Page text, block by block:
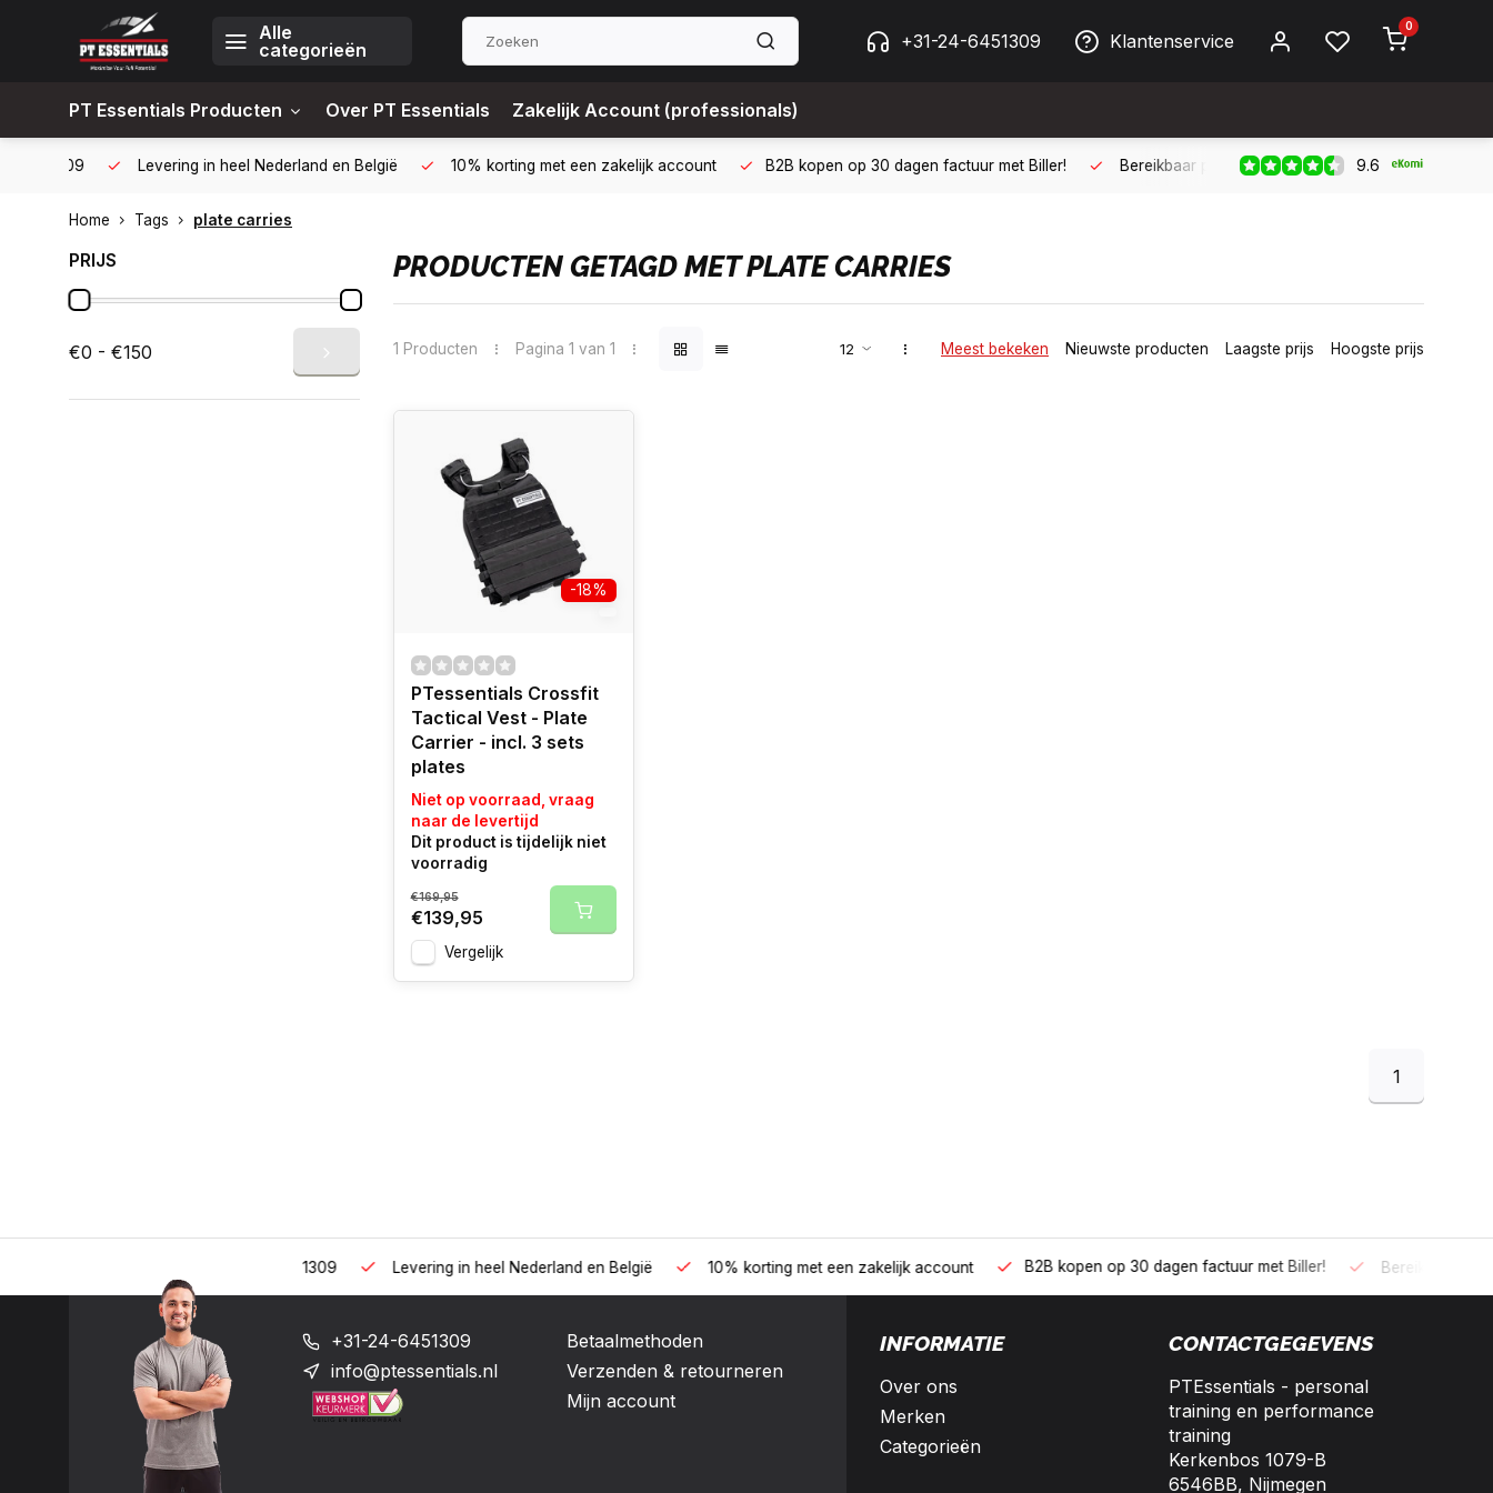
Alle
categorieën
+31-24-6451309 Klantenservice
0
PT Essentials Producten Over PT Essentials Zakelijk Account (professionals)
Levering in heel Nederland en België 10% korting met een zakelijk account B2B kopen op 30 dagen factuur met Biller! Bereikbaar per telefoon op werkdagen van 09:00 tot
9.6
Home Tags plate carries
PRIJS
€0 - €150
PRODUCTEN GETAGD MET PLATE CARRIES
1 Producten Pagina 1 van 1 Meest bekeken Nieuwste producten Laagste prijs Hoogste prijs
-18%
PTessentials Crossfit
Tactical Vest - Plate
Carrier - incl. 3 sets
plates
Niet op voorraad, vraag
naar de levertijd
Dit product is tijdelijk niet
voorradig
€169,95
€139,95
Vergelijk
1
Levering in heel Nederland en België 10% korting met een zakelijk account B2B kopen op 30 dagen factuur met Biller! Bereikbaar per
+31-24-6451309
info@ptessentials.nl
Betaalmethoden
Verzenden & retourneren
Mijn account
INFORMATIE
Over ons
Merken
Categorieën
CONTACTGEGEVENS
PTEssentials - personal
training en performance
training
Kerkenbos 1079-B
6546BB, Nijmegen